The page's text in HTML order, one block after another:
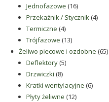
produktów
Jednofazowe 1616
produktów
Przekaźnik / Stycznik 44
Termiczne 44
produkty
Trójfazowe 1313
produktów
Żeliwo piecowe i ozdobne 6565
Deflektory 55
Drzwiczki 88
produktów
Kratki wentylacyjne 66
Płyty żeliwne 1212